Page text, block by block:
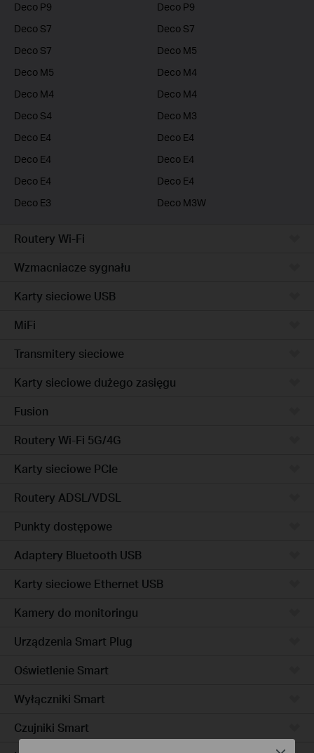
Deco P9
Deco P9
Deco S7
Deco S7
Deco S7
Deco M5
Deco M5
Deco M4
Deco M4
Deco M4
Deco S4
Deco M3
Deco E4
Deco E4
Deco E4
Deco E4
Deco E4
Deco E4
Deco E3
Deco M3W
Routery Wi-Fi
Wzmacniacze sygnału
Karty sieciowe USB
MiFi
Transmitery sieciowe
Karty sieciowe dużego zasięgu
Fusion
Routery Wi-Fi 5G/4G
Karty sieciowe PCIe
Routery ADSL/VDSL
Punkty dostępowe
Adaptery Bluetooth USB
Karty sieciowe Ethernet USB
Kamery do monitoringu
Urządzenia Smart Plug
Oświetlenie Smart
Wyłączniki Smart
Czujniki Smart